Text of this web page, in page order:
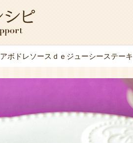
アボドレソースｄｅジューシーステーキ